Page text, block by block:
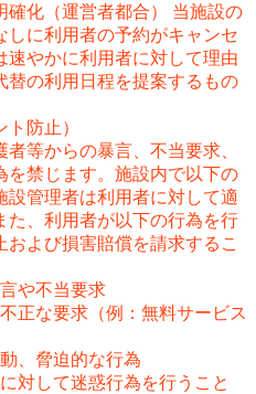
確化（運営者都合） 当施設の
しに利用者の予約がキャンセ
速やかに利用者に対して理由
替の利用日程を提案するもの
ト防止）
等からの暴言、不当要求、
を禁じます。施設内で以下の
設管理者は利用者に対して適
た、利用者が以下の行為を行
および損害賠償を請求するこ
や不当要求
正な要求（例：無料サービス
、脅迫的な行為
対して迷惑行為を行うこと